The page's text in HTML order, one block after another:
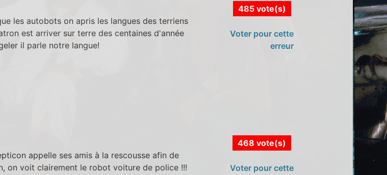
les autobots on apris les langues des terriens
est arriver sur terre des centaines d'année
il parle notre langue!
485 vote(s)
Voter pour cette
erreur
appelle ses amis à la rescousse afin de
on voit clairement le robot voiture de police !!!
468 vote(s)
Voter pour cette